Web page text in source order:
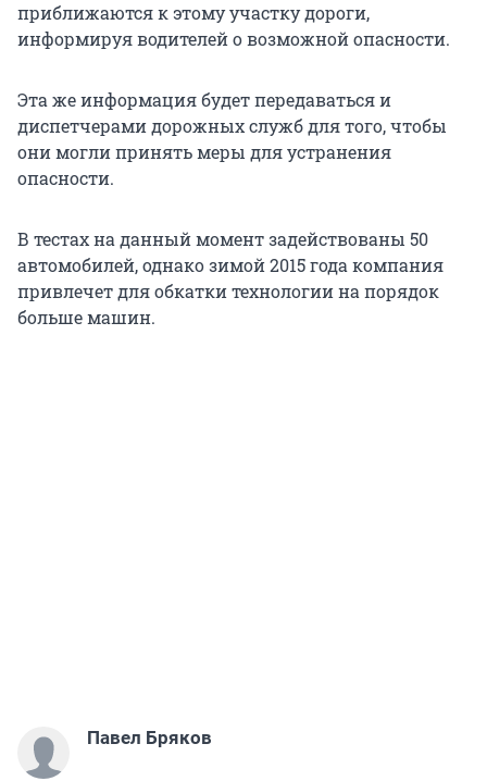
приближаются к этому участку дороги,
информируя водителей о возможной опасности.
Эта же информация будет передаваться и
диспетчерами дорожных служб для того, чтобы
они могли принять меры для устранения
опасности.
В тестах на данный момент задействованы 50
автомобилей, однако зимой 2015 года компания
привлечет для обкатки технологии на порядок
больше машин.
Павел Бряков